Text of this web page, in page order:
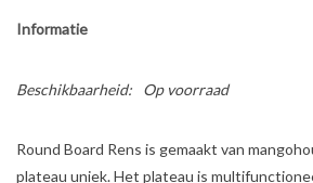
Informatie
Beschikbaarheid: Op voorraad
Round Board Rens is gemaakt van
plateau uniek. Het plateau is